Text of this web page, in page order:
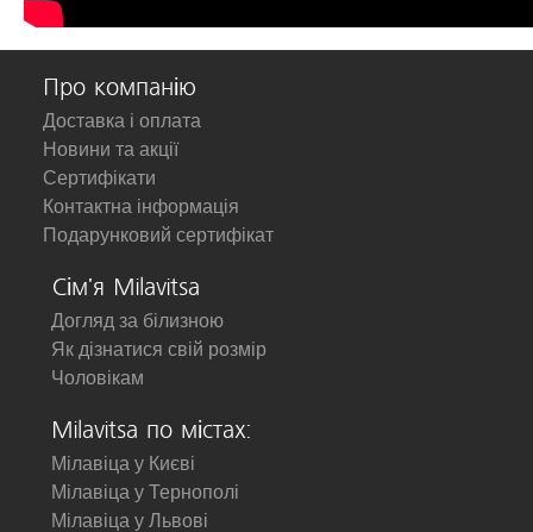
Про компанію
Доставка і оплата
Новини та акції
Сертифікати
Контактна інформація
Подарунковий сертифікат
Сім'я Milavitsa
Догляд за білизною
Як дізнатися свій розмір
Чоловікам
Milavitsa по містах:
Мілавіца у Києві
Мілавіца у Тернополі
Мілавіца у Львові